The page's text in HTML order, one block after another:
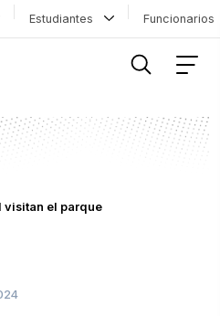
Estudiantes
visitan el parque